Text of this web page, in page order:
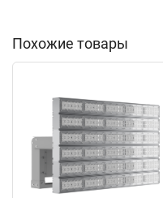
Похожие товары